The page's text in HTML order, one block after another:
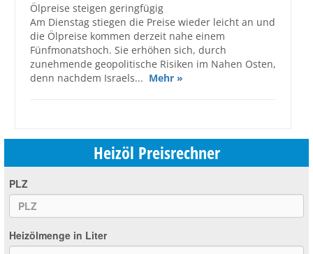
Ölpreise steigen geringfügig
Am Dienstag stiegen die Preise wieder leicht an und
die Ölpreise kommen derzeit nahe einem
Fünfmonatshoch. Sie erhöhen sich, durch
zunehmende geopolitische Risiken im Nahen Osten,
denn nachdem Israels... Mehr »
Heizöl Preisrechner
PLZ
Heizölmenge in Liter